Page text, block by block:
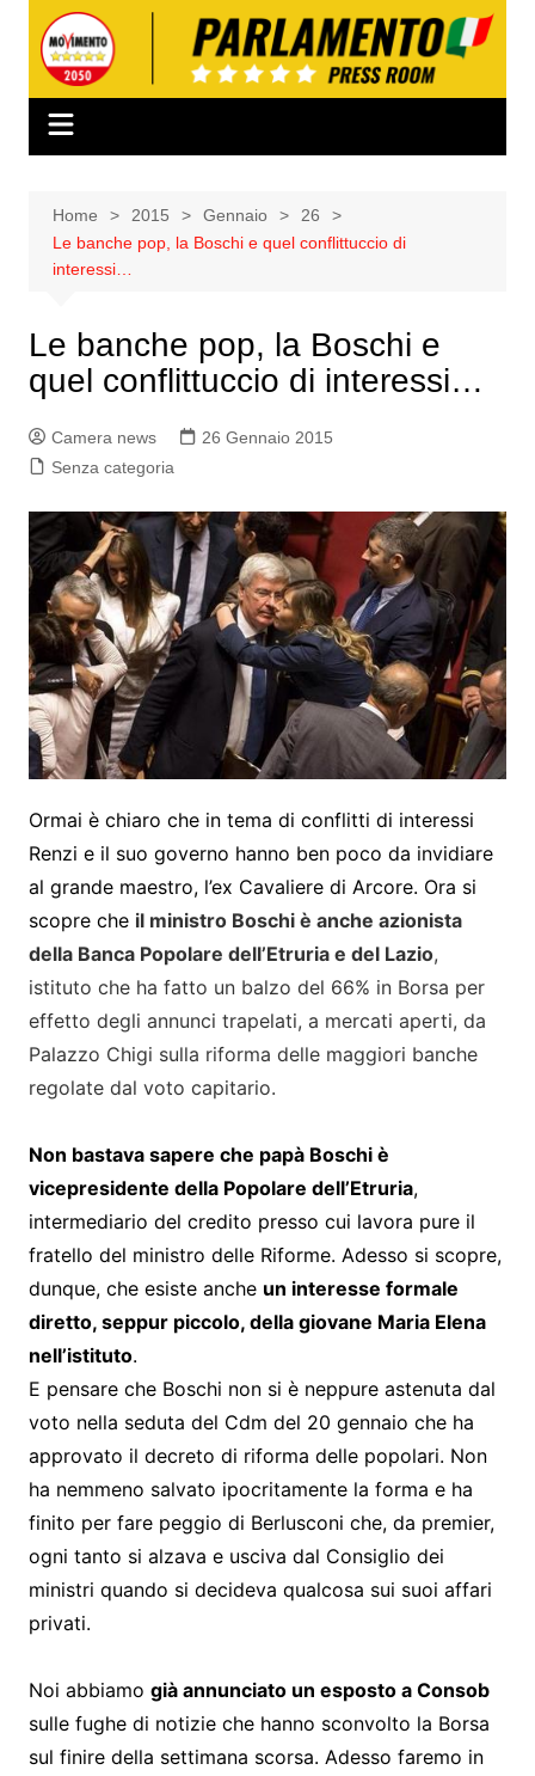
contenuto
Home 2015 Gennaio
26
Le banche pop, la Boschi e quel conflittuccio di
interessi…
Le banche pop, la Boschi e
quel conflittuccio di interessi…
Camera news
26 Gennaio 2015
Senza categoria
Ormai è chiaro che in tema di conflitti di interessi
Renzi e il suo governo hanno ben poco da invidiare
al grande maestro, l’ex Cavaliere di Arcore. Ora si
scopre che il ministro Boschi è anche azionista
della Banca Popolare dell’Etruria e del Lazio,
istituto che ha fatto un balzo del 66% in Borsa per
effetto degli annunci trapelati, a mercati aperti, da
Palazzo Chigi sulla riforma delle maggiori banche
regolate dal voto capitario.
Non bastava sapere che papà Boschi è
vicepresidente della Popolare dell’Etruria,
intermediario del credito presso cui lavora pure il
fratello del ministro delle Riforme. Adesso si scopre,
dunque, che esiste anche un interesse formale
diretto, seppur piccolo, della giovane Maria Elena
nell’istituto.
E pensare che Boschi non si è neppure astenuta dal
voto nella seduta del Cdm del 20 gennaio che ha
approvato il decreto di riforma delle popolari. Non
ha nemmeno salvato ipocritamente la forma e ha
finito per fare peggio di Berlusconi che, da premier,
ogni tanto si alzava e usciva dal Consiglio dei
ministri quando si decideva qualcosa sui suoi affari
privati.
Noi abbiamo già annunciato un esposto a Consob
sulle fughe di notizie che hanno sconvolto la Borsa
sul finire della settimana scorsa. Adesso faremo in